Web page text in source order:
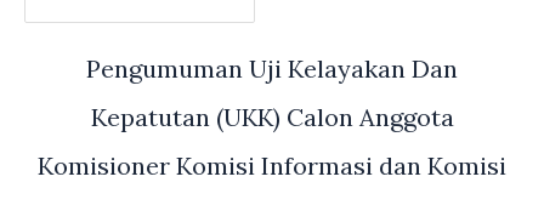
Pengumuman Uji Kelayakan Dan
Kepatutan (UKK) Calon Anggota
Komisioner Komisi Informasi dan Komisi